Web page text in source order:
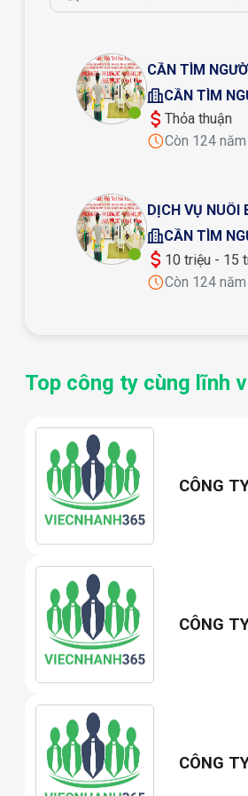
công việc. Nhân viên Dịch vụ
bạn . Dịch vụ nuôi bệnh Sao
chọn tốt nhất cho gia đình bạn.
Nhân viên Dịch vụ nuôi bệnh
LH : *O96*8O4834O* -
*O96*5799287* Gặp chị Thảo
CẦN TÌM
CẦN TÌM
Thỏa thuận
Còn 124 năm
DỊCH VỤ NUÔI
CẦN TÌM
10 triệu - 15
Còn 124 năm
Top công ty cùng lĩnh
CÔNG
CÔNG
CÔNG